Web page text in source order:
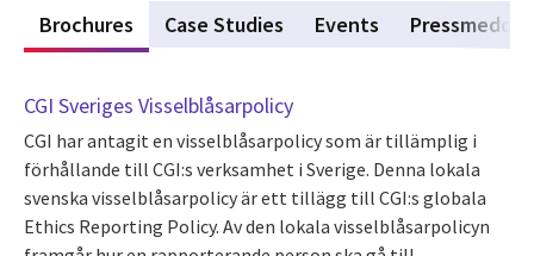
Brochures (active tab)
Case Studies Events
CGI Sveriges Visselblåsarpolicy
CGI har antagit en visselblåsarpolicy som är tillämplig i
förhållande till CGI:s verksamhet i Sverige. Denna lokala
svenska visselblåsarpolicy är ett tillägg till CGI:s globala
Ethics Reporting Policy. Av den lokala visselblåsarpolicyn